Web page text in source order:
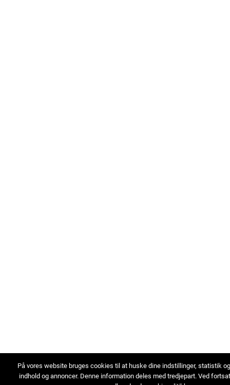
På vores website bruges cookies til at huske dine indstillinger, statistik
indhold og annoncer. Denne information deles med tredjepart. Ved